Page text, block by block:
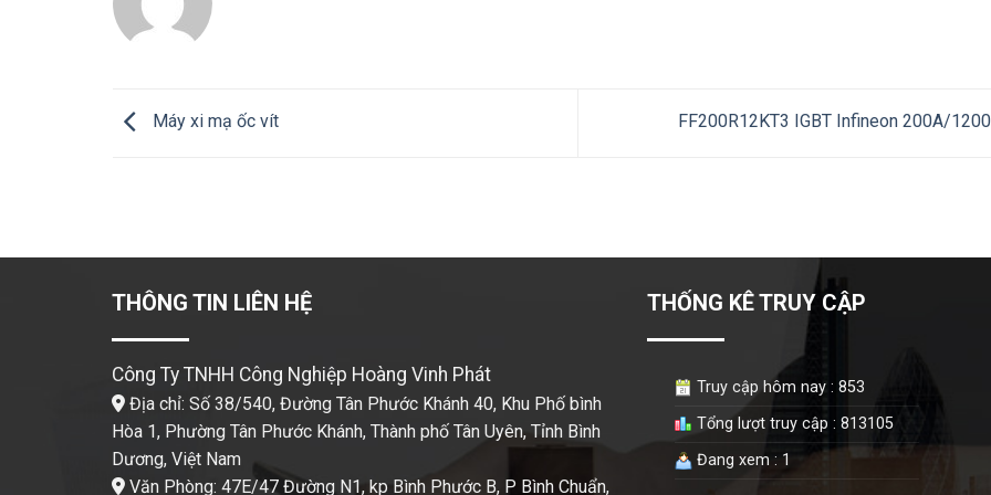
Máy xi mạ ốc vít FF200R12KT3 IGBT Infineon 200A/
THÔNG TIN LIÊN HỆ
Công Ty TNHH Công Nghiệp Hoàng Vinh Phát
Địa chỉ: Số 38/540, Đường Tân Phước Khánh 40, Khu Phố bình
Hòa 1, Phường Tân Phước Khánh, Thành phố Tân Uyên, Tỉnh Bình
Dương, Việt Nam
Văn Phòng: 47E/47 Đường N1, kp Bình Phước B, P Bình Chuẩn,
THỐNG KÊ TRUY CẬP
Truy cập hôm nay : 853
Tổng lượt truy cập : 813105
Đang xem : 1